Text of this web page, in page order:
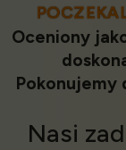
Oceniony
Pokonujemy
Nasi